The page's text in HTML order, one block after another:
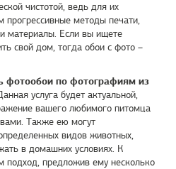
чистотой, ведь для их
прогрессивные методы печати,
материалы. Если вы ищете
свой дом, тогда обои с фото –
фотообои по фотографиям из
услуга будет актуальной,
вашего любимого питомца
Также ею могут
видов животных,
в домашних условиях. К
предложив ему несколько